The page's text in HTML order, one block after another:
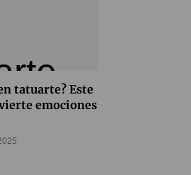
tatuarte? Este
emociones